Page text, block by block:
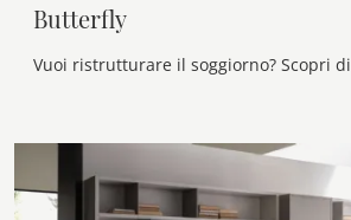
Butterfly